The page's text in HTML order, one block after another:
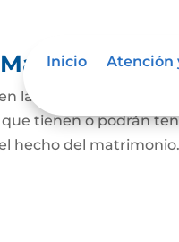
Inicio Atención
las personas que se
tienen o podrán
hecho del